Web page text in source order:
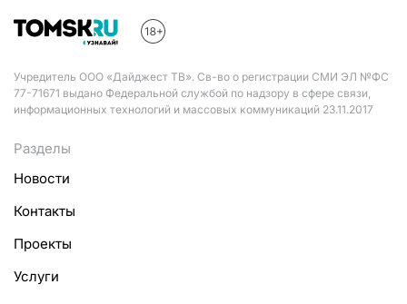
Учредитель ООО «Дайджест ТВ». Св-во о регистрации СМИ ЭЛ №ФС
77-71671 выдано Федеральной службой по надзору в сфере связи,
информационных технологий и массовых коммуникаций 23.11.2017
Разделы
Новости
Контакты
Проекты
Услуги